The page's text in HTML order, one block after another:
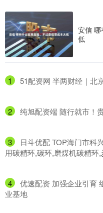
安信 哪
低
1 ​51配资网 半两财经｜北
2 纯旭配资端 随行就市！
3
日斗优配 TOP海门市科
用碳精环,碳环,磨煤机碳精环
4
优速配资 加强企业引育
业基地